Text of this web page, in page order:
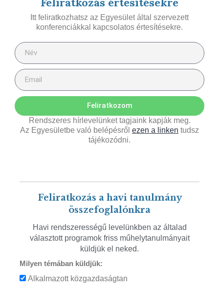
Itt feliratkozhatsz az Egyesület által szervezett
konferenciákkal kapcsolatos értesítésekre.
Feliratkozom
Rendszeres hírlevelünket tagjaink kapják meg.
Az Egyesületbe való belépésről ezen a linken tudsz
tájékozódni.
Feliratkozás a havi tanulmány
összefoglalónkra
Havi rendszerességű levelünkben az általad
választott programok friss műhelytanulmányait
küldjük el neked.
Milyen témában küldjük:
Alkalmazott közgazdaságtan